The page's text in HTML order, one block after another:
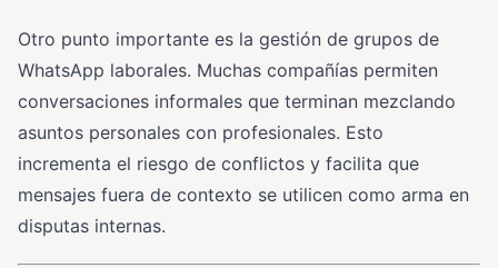
Otro punto importante es la gestión de grupos de
WhatsApp laborales. Muchas compañías permiten
conversaciones informales que terminan mezclando
asuntos personales con profesionales. Esto
incrementa el riesgo de conflictos y facilita que
mensajes fuera de contexto se utilicen como arma en
disputas internas.